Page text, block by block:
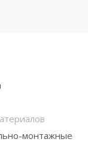
монтажные